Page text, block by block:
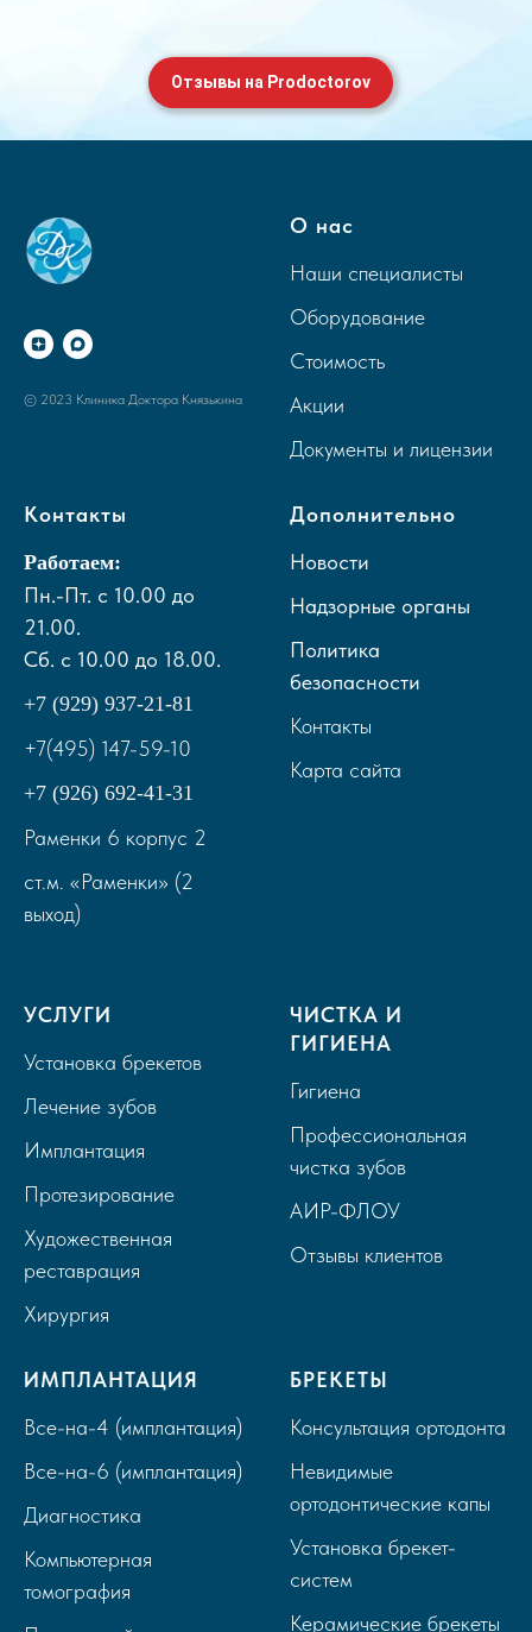
Отзывы на Prodoctorov
© 2023 Клиника Доктора Князькина
О нас
Наши специалисты
Оборудование
Стоимость
Акции
Документы и лицензии
Контакты
Работаем:
Пн.-Пт. с 10.00 до
21.00.
Сб. с 10.00 до 18.00.
+7 (929) 937-21-81
+7(495) 147-59-10
+7 (926) 692-41-31
Раменки 6 корпус 2
ст.м. «Раменки» (2
выход)
Дополнительно
Новости
Надзорные органы
Политика
безопасности
Контакты
Карта сайта
УСЛУГИ
Установка брекетов
Лечение зубов
Имплантация
Протезирование
Художественная
реставрация
Хирургия
ЧИСТКА И
ГИГИЕНА
Гигиена
Профессиональная
чистка зубов
АИР-ФЛОУ
Отзывы клиентов
ИМПЛАНТАЦИЯ
Все-на-4 (имплантация)
Все-на-6 (имплантация)
Диагностика
Компьютерная
томография
БРЕКЕТЫ
Консультация ортодонта
Невидимые
ортодонтические капы
Установка брекет-
систем
Керамические брекеты